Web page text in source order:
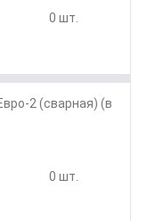
0 шт.
2 (сварная) (в
0 шт.